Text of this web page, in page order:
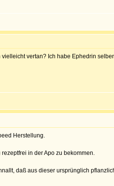
vertan? Ich habe Ephedrin
Herstellung.
in der Apo zu bekommen.
daß aus dieser ursprünglich